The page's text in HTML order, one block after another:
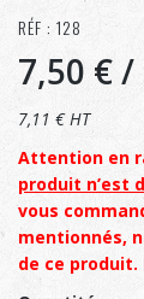
RÉF : 128
7,50 €/
7,11 € HT
Attention en
produit n’est
vous
mentionnés,
de ce